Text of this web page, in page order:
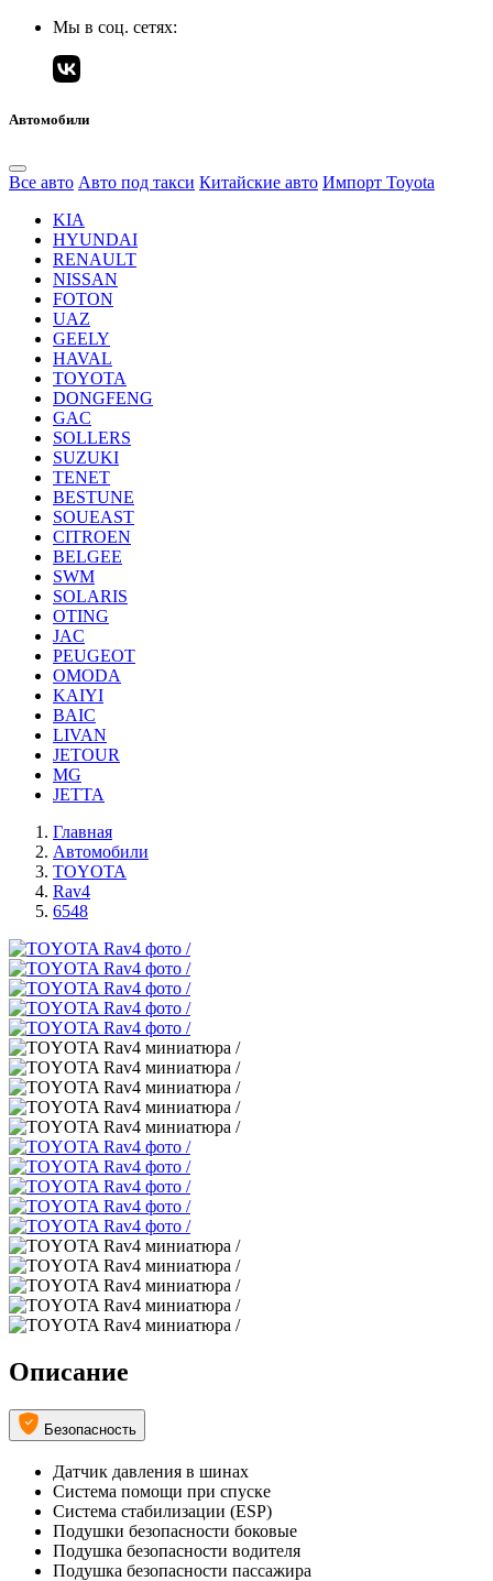
Мы в соц. сетях:
Автомобили
Все авто Авто под такси Китайские авто Импорт Toyota
KIA
HYUNDAI
RENAULT
NISSAN
FOTON
UAZ
GEELY
HAVAL
TOYOTA
DONGFENG
GAC
SOLLERS
SUZUKI
TENET
BESTUNE
SOUEAST
CITROEN
BELGEE
SWM
SOLARIS
OTING
JAC
PEUGEOT
OMODA
KAIYI
BAIC
LIVAN
JETOUR
MG
JETTA
Главная
Автомобили
TOYOTA
Rav4
6548
Описание
Безопасность
Датчик давления в шинах
Система помощи при спуске
Система стабилизации (ESP)
Подушки безопасности боковые
Подушка безопасности водителя
Подушка безопасности пассажира